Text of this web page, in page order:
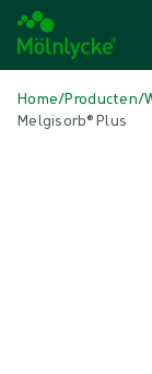
Home/Producten/
Melgisorb® Plus